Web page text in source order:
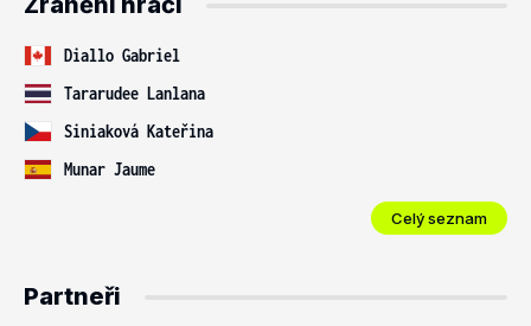
Diallo Gabriel
Tararudee Lanlana
Siniaková Kateřina
Munar Jaume
Celý seznam
Partneři